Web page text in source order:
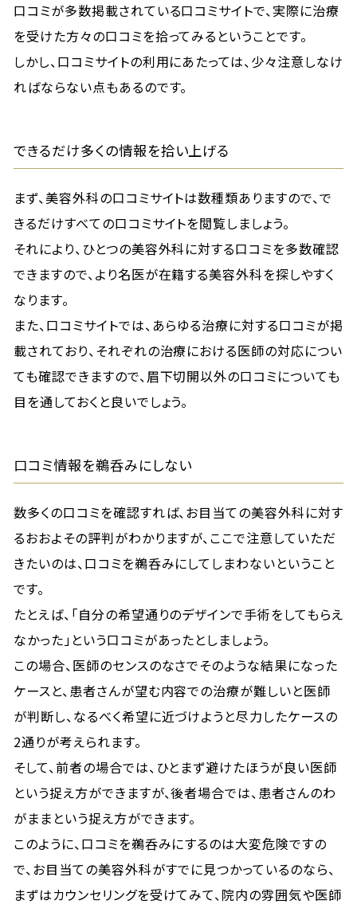
口コミが多数掲載されている口コミサイトで、実際に治療
を受けた方々の口コミを拾ってみるということです。
しかし、口コミサイトの利用にあたっては、少々注意しなけ
ればならない点もあるのです。
できるだけ多くの情報を拾い上げる
まず、美容外科の口コミサイトは数種類ありますので、で
きるだけすべての口コミサイトを閲覧しましょう。
それにより、ひとつの美容外科に対する口コミを多数確認
できますので、より名医が在籍する美容外科を探しやすく
なります。
また、口コミサイトでは、あらゆる治療に対する口コミが掲
載されており、それぞれの治療における医師の対応につい
ても確認できますので、眉下切開以外の口コミについても
目を通しておくと良いでしょう。
口コミ情報を鵜呑みにしない
数多くの口コミを確認すれば、お目当ての美容外科に対す
るおおよその評判がわかりますが、ここで注意していただ
きたいのは、口コミを鵜呑みにしてしまわないということ
です。
たとえば、「自分の希望通りのデザインで手術をしてもらえ
なかった」という口コミがあったとしましょう。
この場合、医師のセンスのなさでそのような結果になった
ケースと、患者さんが望む内容での治療が難しいと医師
が判断し、なるべく希望に近づけようと尽力したケースの
2通りが考えられます。
そして、前者の場合では、ひとまず避けたほうが良い医師
という捉え方ができますが、後者場合では、患者さんのわ
がままという捉え方ができます。
このように、口コミを鵜呑みにするのは大変危険ですの
で、お目当ての美容外科がすでに見つかっているのなら、
まずはカウンセリングを受けてみて、院内の雰囲気や医師